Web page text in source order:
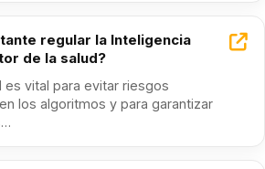
regular la Inteligencia
de la salud?
es vital para evitar riesgos
los algoritmos y para garantizar